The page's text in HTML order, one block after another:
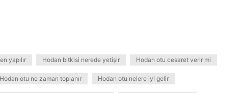
yapılır Hodan bitkisi nerede yetişir Hodan otu cesaret verir mi
Hodan otu ne zaman toplanır Hodan otu nelere iyi gelir